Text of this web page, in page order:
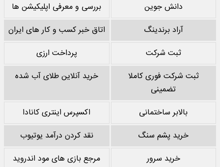
دانش جوین
بررسی و معرفی اپلیکیشن ها
آراد برندینگ
اتاق خبر کسب و کار های ایران
ثبت شرکت
پرداخت ارزی
ثبت شرکت فوری کاملا
تضمینی
خرید آنلاین طلای آب شده
بالابر ساختمانی
اکسپرس اینتری کانادا
خرید پشم سنگ
نقد کردن درآمد یوتیوب
خرید سرور
مرجع بازی های مود اندروید